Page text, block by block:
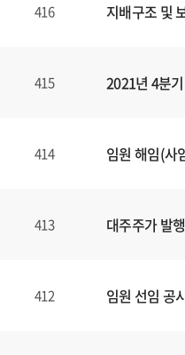
416 지배구조 및
415 2021년 4분
414 임원 해임(사
413 대주주가 발
412 임원 선임 공